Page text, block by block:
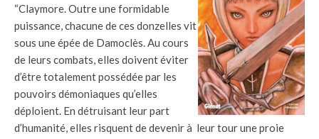
“Claymore. Outre une formidable
puissance, chacune de ces donzelles vit
sous une épée de Damoclès. Au cours
de leurs combats, elles doivent éviter
d’être totalement possédée par les
pouvoirs démoniaques qu’elles
déploient. En détruisant leur part
d’humanité, elles risquent de devenir à leur tour une proie